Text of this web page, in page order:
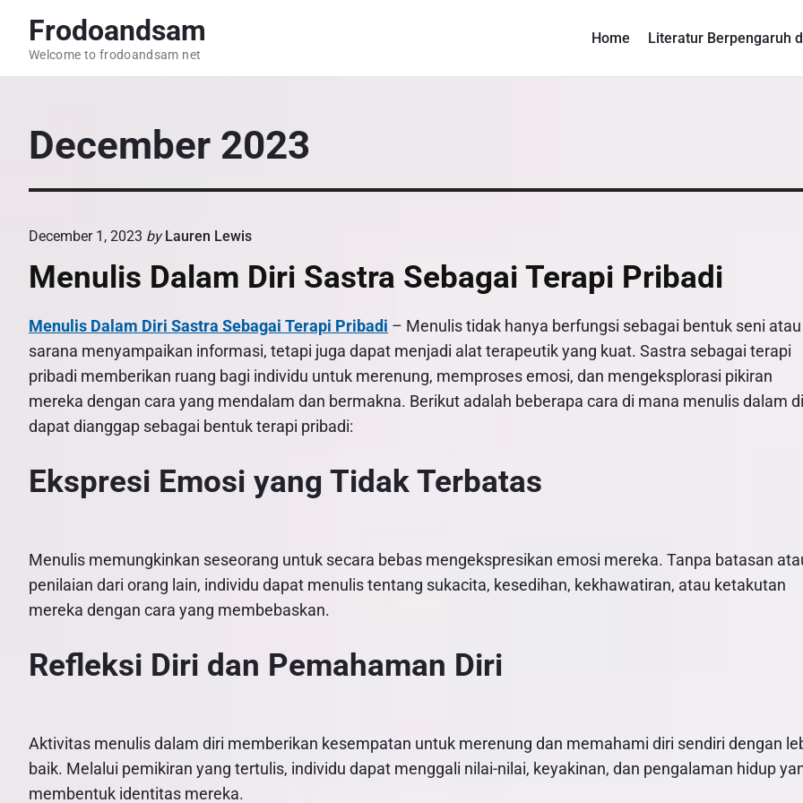
Frodoandsam
Welcome to frodoandsam net
Home Literatur Berpengaruh
December 2023
December 1, 2023 by Lauren Lewis
Menulis Dalam Diri Sastra Sebagai Terapi Pribadi
Menulis Dalam Diri Sastra Sebagai Terapi Pribadi – Menulis tidak hanya berfungsi sebagai bentuk seni atau
sarana menyampaikan informasi, tetapi juga dapat menjadi alat terapeutik yang kuat. Sastra sebagai terapi
pribadi memberikan ruang bagi individu untuk merenung, memproses emosi, dan mengeksplorasi pikiran
mereka dengan cara yang mendalam dan bermakna. Berikut adalah beberapa cara di mana menulis dalam
dapat dianggap sebagai bentuk terapi pribadi:
Ekspresi Emosi yang Tidak Terbatas
Menulis memungkinkan seseorang untuk secara bebas mengekspresikan emosi mereka. Tanpa batasan
penilaian dari orang lain, individu dapat menulis tentang sukacita, kesedihan, kekhawatiran, atau ketakutan
mereka dengan cara yang membebaskan.
Refleksi Diri dan Pemahaman Diri
Aktivitas menulis dalam diri memberikan kesempatan untuk merenung dan memahami diri sendiri dengan
baik. Melalui pemikiran yang tertulis, individu dapat menggali nilai-nilai, keyakinan, dan pengalaman hidup
membentuk identitas mereka.